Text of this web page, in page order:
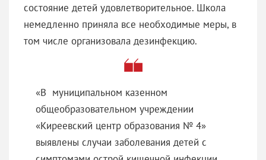
состояние детей удовлетворительное. Школа
немедленно приняла все необходимые меры, в
том числе организовала дезинфекцию.
«В муниципальном казенном
общеобразовательном учреждении
«Киреевский центр образования № 4»
выявлены случаи заболевания детей с